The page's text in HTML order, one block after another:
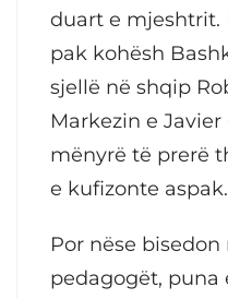
duart e mjeshtrit.
pak kohësh
sjellë në shqip
Markezin e Javier
mënyrë të prerë
e kufizonte aspak.
Por nëse
pedagogët, puna